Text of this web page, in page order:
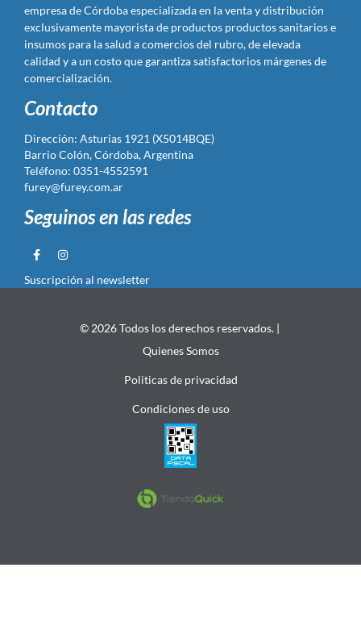
empresa de Córdoba especializada en la venta y distribución
exclusivamente mayorista de productos productos sanitarios e
insumos para la salud a comercios del rubro, de elevada
calidad y a un costo que garantiza satisfactorios márgenes de
comercialización.
Contacto
Dirección: Asturias 1921 (X5014BQE)
Barrio Colón, Córdoba, Argentina
Teléfono: 0351-4552591
furey@furey.com.ar
Seguinos en las redes
Suscripción al newsletter
© 2026 Todos los derechos reservados. |
Quienes Somos
Politicas de privacidad
Condiciones de uso